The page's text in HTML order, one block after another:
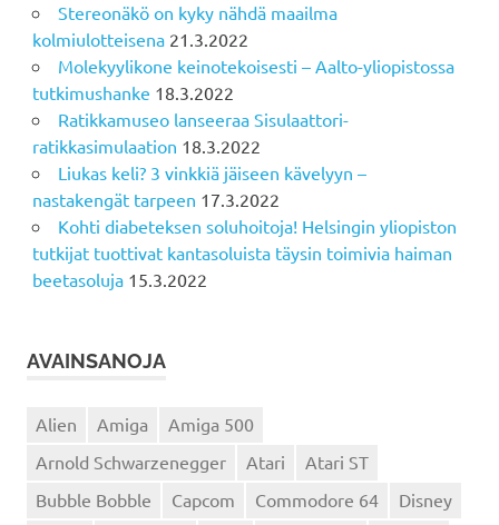
Stereonäkö on kyky nähdä maailma
kolmiulotteisena 21.3.2022
Molekyylikone keinotekoisesti – Aalto-yliopistossa
tutkimushanke 18.3.2022
Ratikkamuseo lanseeraa Sisulaattori-
ratikkasimulaation 18.3.2022
Liukas keli? 3 vinkkiä jäiseen kävelyyn –
nastakengät tarpeen 17.3.2022
Kohti diabeteksen soluhoitoja! Helsingin yliopiston
tutkijat tuottivat kantasoluista täysin toimivia haiman
beetasoluja 15.3.2022
AVAINSANOJA
Alien Amiga
Amiga 500
Arnold Schwarzenegger
Atari
Atari ST
Bubble Bobble
Capcom Commodore 64
Disney